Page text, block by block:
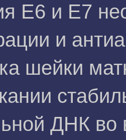
Е6 и Е7
и
шейки
ДНК во